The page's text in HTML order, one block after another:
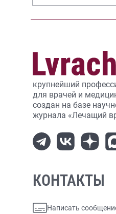
крупнейший
для врачей и
создан на базе
журнала «Лечащий
КОНТАКТЫ
Написать